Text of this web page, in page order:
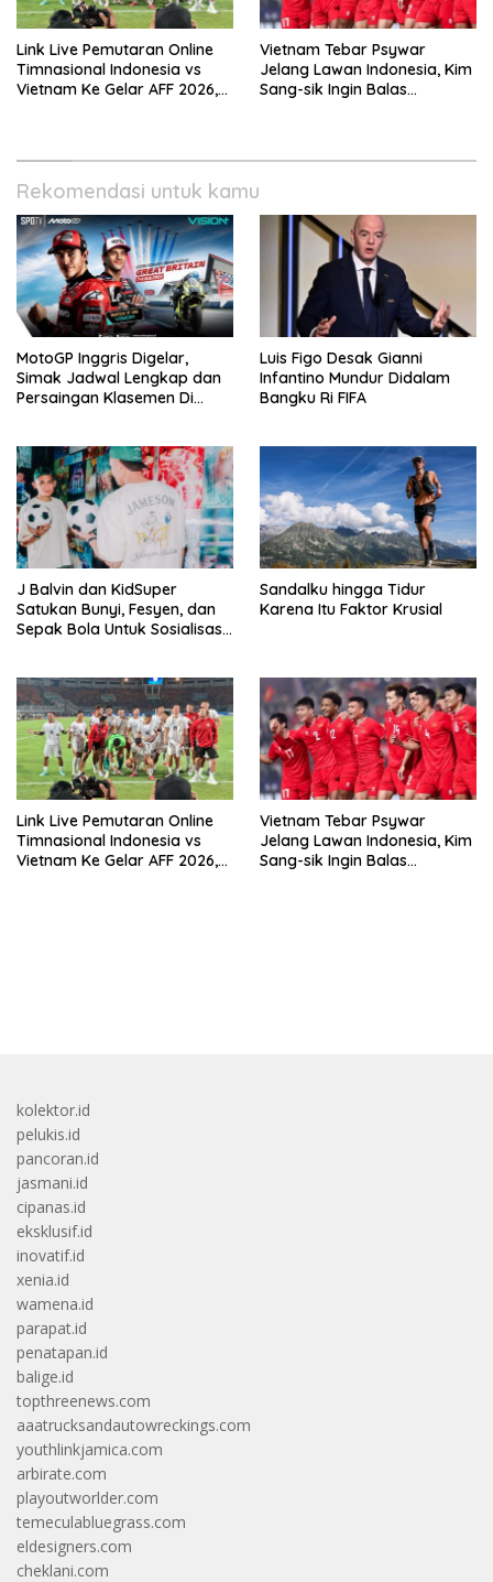
Link Live Pemutaran Online
Timnasional Indonesia vs
Vietnam Ke Gelar AFF 2026,
Vietnam Tebar Psywar
Jelang Lawan Indonesia, Kim
Sang-sik Ingin Balas
Rekomendasi untuk kamu
MotoGP Inggris Digelar,
Simak Jadwal Lengkap dan
Persaingan Klasemen Di
Luis Figo Desak Gianni
Infantino Mundur Didalam
Bangku Ri FIFA
J Balvin dan KidSuper
Satukan Bunyi, Fesyen, dan
Sepak Bola Untuk Sosialisasi
Sandalku hingga Tidur
Karena Itu Faktor Krusial
Link Live Pemutaran Online
Timnasional Indonesia vs
Vietnam Ke Gelar AFF 2026,
Vietnam Tebar Psywar
Jelang Lawan Indonesia, Kim
Sang-sik Ingin Balas
kolektor.id
pelukis.id
pancoran.id
jasmani.id
cipanas.id
eksklusif.id
inovatif.id
xenia.id
wamena.id
parapat.id
penatapan.id
balige.id
topthreenews.com
aaatrucksandautowreckings.com
youthlinkjamica.com
arbirate.com
playoutworlder.com
temeculabluegrass.com
eldesigners.com
cheklani.com